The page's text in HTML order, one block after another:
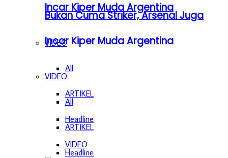
Incar Kiper Muda Argentina
VIDEO
All
ARTIKEL
Headline
VIDEO
Bukan Cuma Striker, Arsenal Juga
Incar Kiper Muda Argentina
VIDEO
All
ARTIKEL
Headline